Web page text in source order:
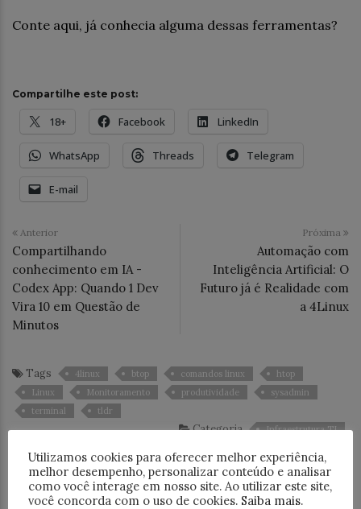
Conte aqui, já conhecia alguma dessas ferramentas?
Compartilhe este post:
18+ Facebook LinkedIn
WhatsApp Threads Telegram
E-mail
Anterior
Compartilhando
conhecimento em IA -
Codex App: Quando 1 Dev
Vira 10 em Questão de
Minutos
Próxima
Automação com
Inteligência Artificial: O
Futuro já é Realidade com
a 4Linux
Tags 4linux btop comandos linux
htop
Linux
Monitoramento produtividade
sysadmin
terminal
tldr
Categoria Infraestrutura TI
ABOUT AUTHOR
Utilizamos cookies para oferecer melhor experiência,
melhor desempenho, personalizar conteúdo e analisar
como você interage em nosso site. Ao utilizar este site,
você concorda com o uso de cookies. Saiba mais.